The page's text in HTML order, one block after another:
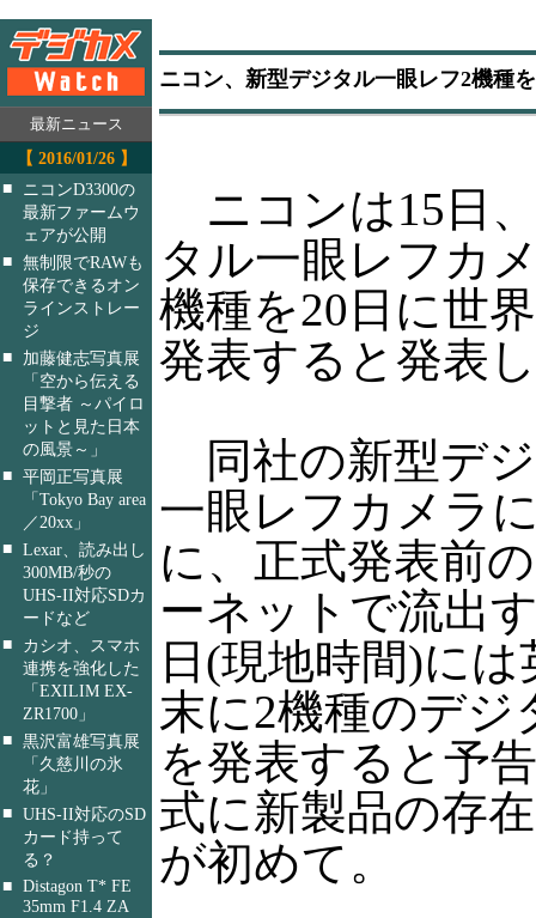
最新ニュース
【 2016/01/26 】
■
ニコンD3300の
最新ファームウ
ェアが公開
■ 無制限でRAWも
保存できるオン
ラインストレー
ジ
■
加藤健志写真展
「空から伝える
目撃者 ～パイロ
ットと見た日本
の風景～」
■ 平岡正写真展
「Tokyo Bay area
／20xx」
■ Lexar、読み出し
300MB/秒の
UHS-II対応SDカ
ードなど
■
カシオ、スマホ
連携を強化した
「EXILIM EX-
ZR1700」
■ 黒沢富雄写真展
「久慈川の氷
花」
■ UHS-II対応のSD
カード持って
る？
■ Distagon T* FE
35mm F1.4 ZA
ニコン、新型デジタル一眼レフ2機種
ニコンは15日
タル一眼レフカ
機種を20日に世
発表すると発表
同社の新型デ
一眼レフカメラ
に、正式発表前
ーネットで流出
日(現地時間)に
末に2機種のデ
を発表すると予
式に新製品の存
が初めて。